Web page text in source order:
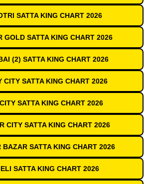
SATTA KING CHART 2026
GOLD SATTA KING CHART 2026
(2) SATTA KING CHART 2026
CITY SATTA KING CHART 2026
SATTA KING CHART 2026
CITY SATTA KING CHART 2026
BAZAR SATTA KING CHART 2026
SATTA KING CHART 2026